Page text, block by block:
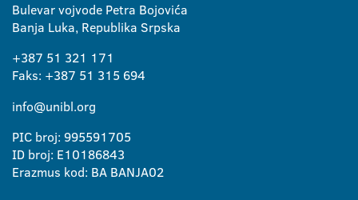
Bulevar vojvode Petra Bojovića
Banja Luka, Republika Srpska
+387 51 321 171
Faks: +387 51 315 694
info@unibl.org
PIC broj: 995591705
ID broj: E10186843
Erazmus kod: BA BANJA02